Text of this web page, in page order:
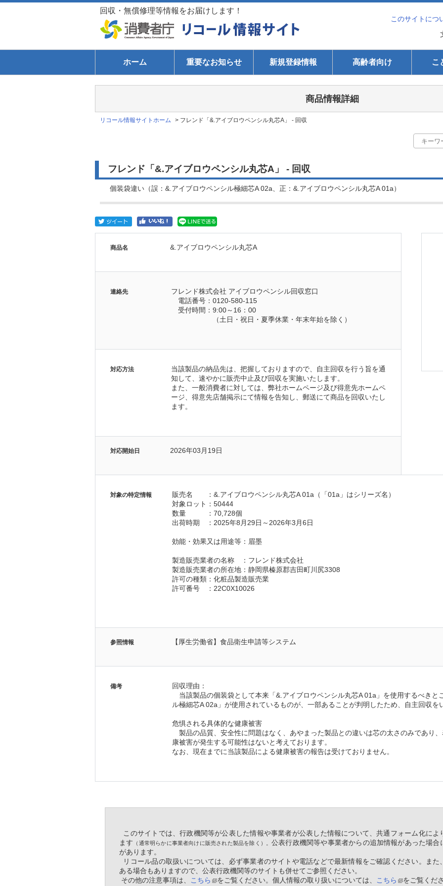
回収・無償修理等情報をお届けします！
このサイトにつ
ホーム 重要なお知らせ 新規登録情報 高齢者向け こ
商品情報詳細
リコール情報サイトホーム > フレンド「&.アイブロウペンシル丸芯A」 - 回収
フレンド「&.アイブロウペンシル丸芯A」 - 回収
個装袋違い（誤：&.アイブロウペンシル極細芯A 02a、正：&.アイブロウペンシル丸芯A 01a）
商品名 &.アイブロウペンシル丸芯A
連絡先
フレンド株式会社 アイブロウペンシル回収窓口
電話番号：0120-580-115
受付時間：9:00～16：00
（土日・祝日・夏季休業・年末年始を除く）
対応方法
当該製品の納品先は、把握しておりますので、自主回収を行う旨を通
知して、速やかに販売中止及び回収を実施いたします。
また、一般消費者に対しては、弊社ホームページ及び得意先ホームペ
ージ、得意先店舗掲示にて情報を告知し、郵送にて商品を回収いたし
ます。
対応開始日 2026年03月19日
対象の特定情報
販売名　　：&.アイブロウペンシル丸芯A 01a（「01a」はシリーズ名）
対象ロット：50444
数量　　　：70,728個
出荷時期　：2025年8月29日～2026年3月6日
効能・効果又は用途等：眉墨
製造販売業者の名称　：フレンド株式会社
製造販売業者の所在地：静岡県榛原郡吉田町川尻3308
許可の種類：化粧品製造販売業
許可番号　：22C0X10026
参照情報 【厚生労働省】食品衛生申請等システム
備考
回収理由：
当該製品の個装袋として本来「&.アイブロウペンシル丸芯A 01a」を使用するべきと
ル極細芯A 02a」が使用されているものが、一部あることが判明したため、自主回収を
危惧される具体的な健康被害
製品の品質、安全性に問題はなく、あやまった製品との違いは芯の太さのみであり
康被害が発生する可能性はないと考えております。
なお、現在までに当該製品による健康被害の報告は受けておりません。
このサイトでは、行政機関等が公表した情報や事業者が公表した情報について、共通フォーム化に
ます
（通常明らかに事業者向けに販売された製品を除く）。公表行政機関等や事業者からの追加情報があった場
があります。
リコール品の取扱いについては、必ず事業者のサイトや電話などで最新情報をご確認ください。ま
ある場合もありますので、公表行政機関等のサイトも併せてご参照ください。
その他の注意事項は、
こちら をご覧ください。個人情報の取り扱いについては、 こちら をご覧くだ